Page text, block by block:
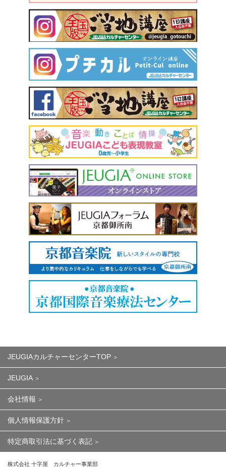
JEUGIAカルチャーセンターTOP
JEUGIA
会社情報
個人情報保護方針
特定商取引法に基づく表記
株式会社 十字屋 カルチャー事業部